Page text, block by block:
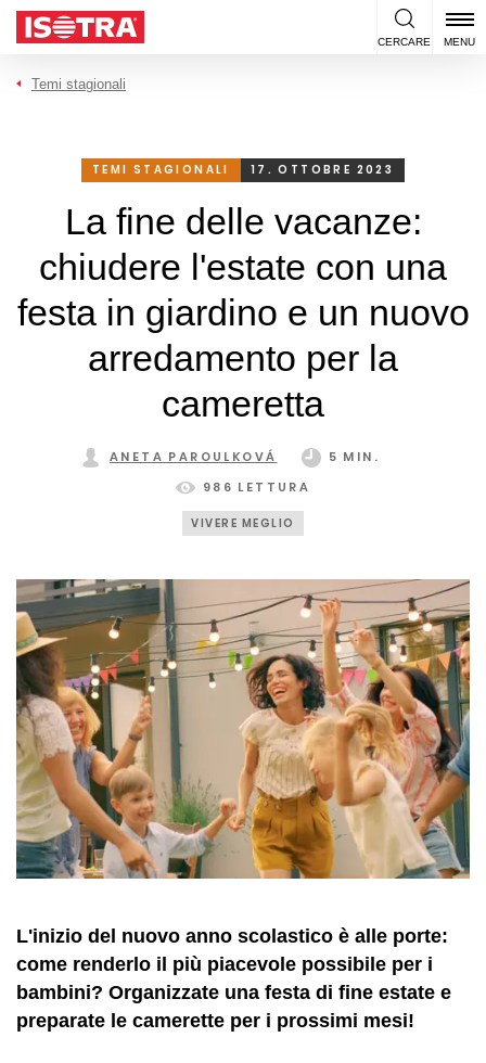
Vai al contenuto
CERCARE MENU
Temi stagionali
TEMI STAGIONALI 17. OTTOBRE 2023
La fine delle vacanze:
chiudere l'estate con una
festa in giardino e un nuovo
arredamento per la
cameretta
ANETA PAROULKOVÁ
5 MIN.
986 LETTURA
VIVERE MEGLIO
L'inizio del nuovo anno scolastico è alle porte:
come renderlo il più piacevole possibile per i
bambini? Organizzate una festa di fine estate e
preparate le camerette per i prossimi mesi!